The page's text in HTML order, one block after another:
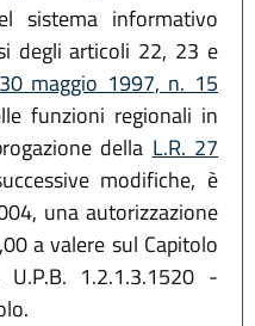
sistema informativo
degli articoli 22, 23 e
maggio 1997, n. 15
funzioni regionali in
della L.R. 27
modifiche, è
una autorizzazione
a valere sul Capitolo
1.2.1.3.1520 -